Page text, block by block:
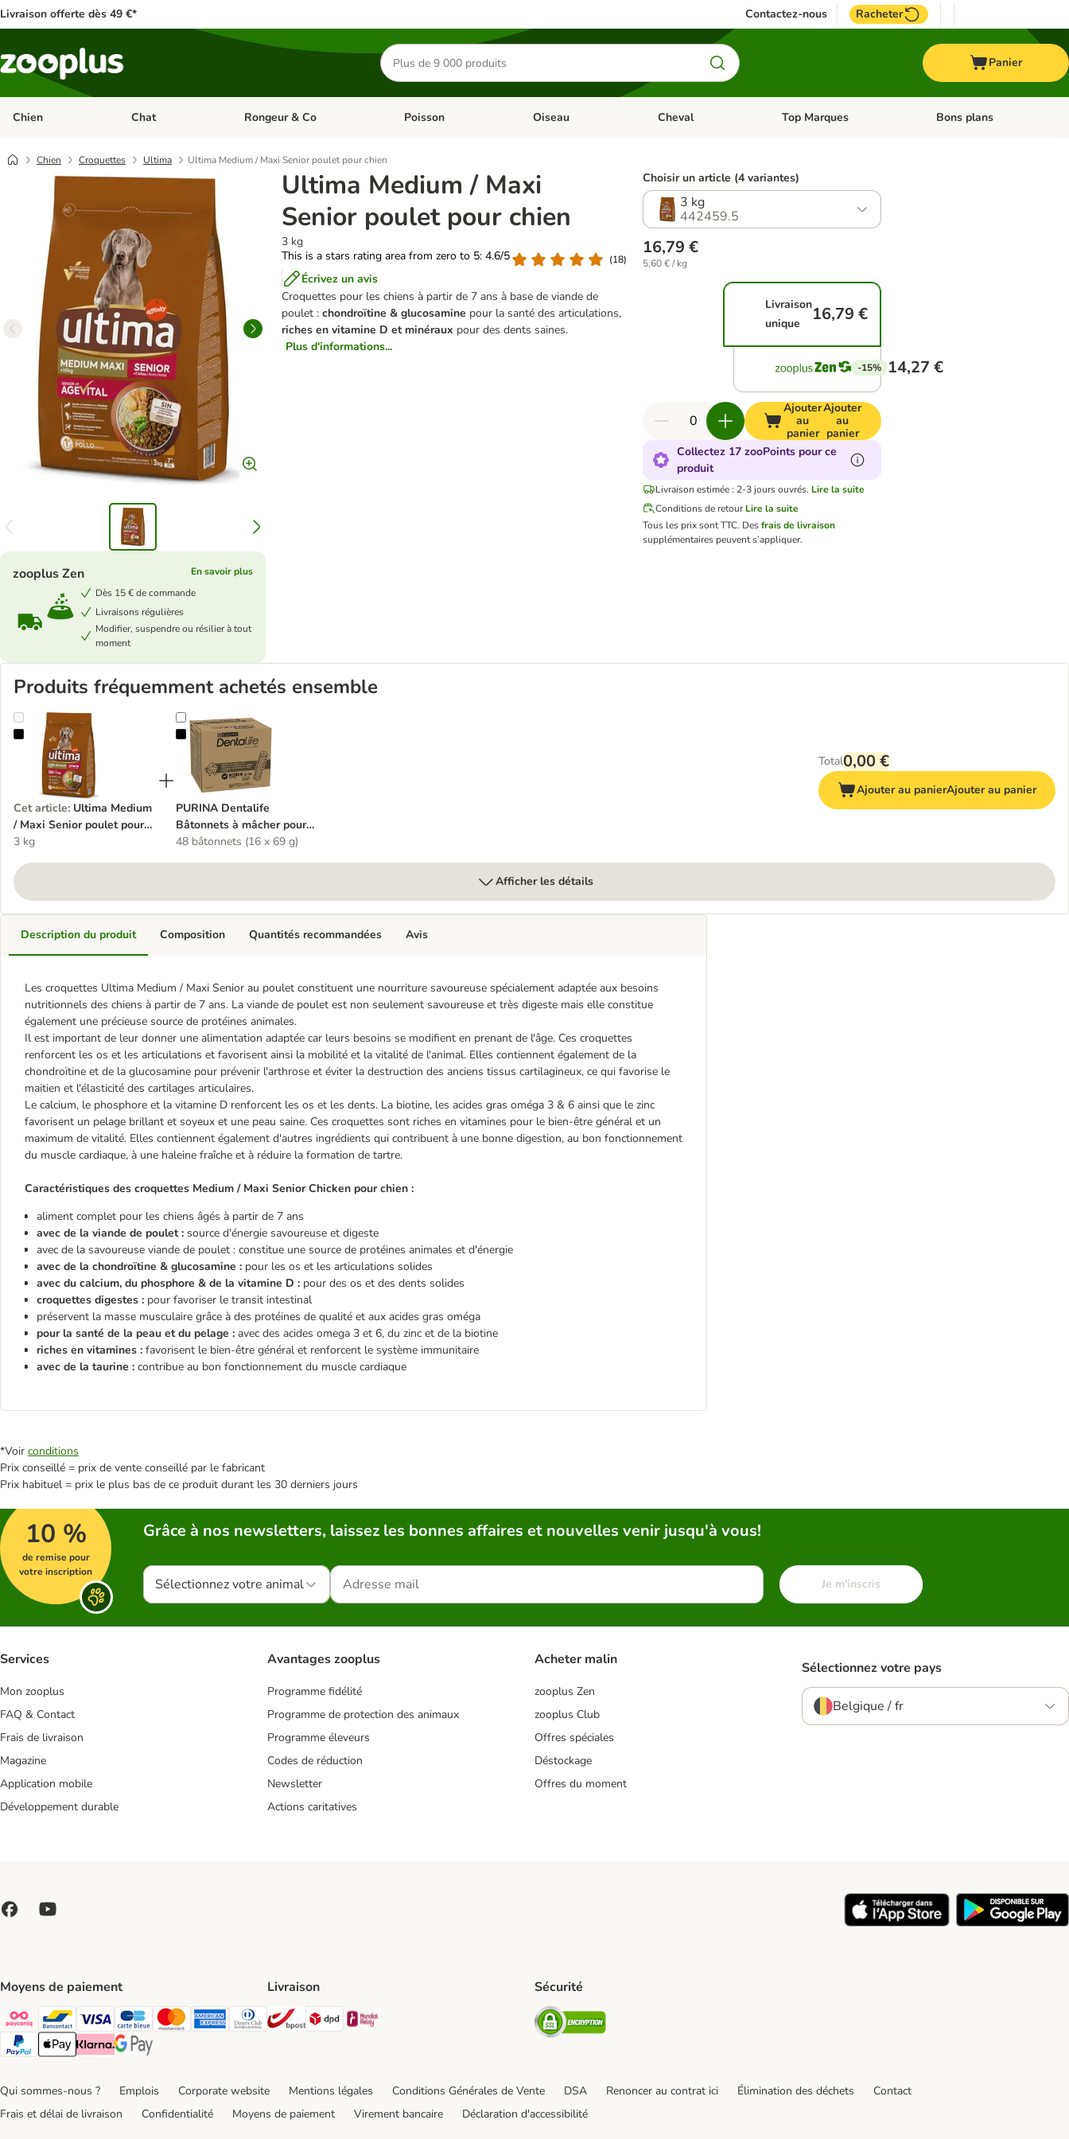
Livraison offerte dès 49 €* Contactez-nous Racheter
Rechercher
des
produits
Panier
Chien Dérouler les catégories: Chien
Chat Dérouler les catégories: Chat
Rongeur & Co Dérouler les catégories: Rongeur & Co
Poisson Dérouler les catégories: Poisson
Oiseau Dérouler les catégories: Oiseau
Cheval Dérouler les catégories: Cheval
Top Marques Dérouler les catégories: Top
Bons plans
Chien Croquettes Ultima Ultima Medium / Maxi Senior poulet pour chien
Ultima Medium / Maxi
Senior poulet pour chien
3 kg
This is a stars rating area from zero to 5: 4.6/5
(18)
Écrivez un avis
Croquettes pour les chiens à partir de 7 ans à base de viande de
poulet : chondroïtine & glucosamine pour la santé des articulations,
riches en vitamine D et minéraux pour des dents saines.
Plus d'informations...
zooplus Zen
En savoir plus
Dès 15 € de commande
Livraisons régulières
Modifier, suspendre ou résilier à tout
moment
Choisir un article (4 variantes)
3 kg
442459.5
16,79 €
5,60 € / kg
Livraison
unique
16,79 €
-15% 14,27 €
Ajouter
au
panier
Ajouter
au
panier
Collectez 17 zooPoints pour ce
produit
Livraison estimée : 2-3 jours ouvrés. Lire la suite
Conditions de retour Lire la suite
Tous les prix sont TTC. Desfrais de livraison
supplémentaires peuvent s’appliquer.
Produits fréquemment achetés ensemble
Ultima Medium / Maxi Senior poulet pour chien
Cet article: Ultima Medium
/ Maxi Senior poulet pour
chien
3 kg
PURINA Dentalife Bâtonnets à mâcher pour chien de taille moyenne
PURINA Dentalife
Bâtonnets à mâcher pour
chien de taille moyenne
48 bâtonnets (16 x 69 g)
Total0,00 €
Ajouter au panierAjouter au panier
Afficher les détails
Description du produit
Les croquettes Ultima Medium / Maxi Senior au poulet constituent une nourriture savoureuse spécialement adaptée aux besoins
nutritionnels des chiens à partir de 7 ans. La viande de poulet est non seulement savoureuse et très digeste mais elle constitue
également une précieuse source de protéines animales.
Il est important de leur donner une alimentation adaptée car leurs besoins se modifient en prenant de l'âge. Ces croquettes
renforcent les os et les articulations et favorisent ainsi la mobilité et la vitalité de l'animal. Elles contiennent également de la
chondroïtine et de la glucosamine pour prévenir l'arthrose et éviter la destruction des anciens tissus cartilagineux, ce qui favorise le
maitien et l'élasticité des cartilages articulaires.
Le calcium, le phosphore et la vitamine D renforcent les os et les dents. La biotine, les acides gras oméga 3 & 6 ainsi que le zinc
favorisent un pelage brillant et soyeux et une peau saine. Ces croquettes sont riches en vitamines pour le bien-être général et un
maximum de vitalité. Elles contiennent également d'autres ingrédients qui contribuent à une bonne digestion, au bon fonctionnement
du muscle cardiaque, à une haleine fraîche et à réduire la formation de tartre.
Caractéristiques des croquettes Medium / Maxi Senior Chicken pour chien :
aliment complet pour les chiens âgés à partir de 7 ans
avec de la viande de poulet : source d'énergie savoureuse et digeste
avec de la savoureuse viande de poulet : constitue une source de protéines animales et d'énergie
avec de la chondroïtine & glucosamine : pour les os et les articulations solides
avec du calcium, du phosphore & de la vitamine D : pour des os et des dents solides
croquettes digestes : pour favoriser le transit intestinal
préservent la masse musculaire grâce à des protéines de qualité et aux acides gras oméga
pour la santé de la peau et du pelage : avec des acides omega 3 et 6, du zinc et de la biotine
riches en vitamines : favorisent le bien-être général et renforcent le système immunitaire
avec de la taurine : contribue au bon fonctionnement du muscle cardiaque
Composition Quantités recommandées Avis
*Voir conditions
Prix conseillé = prix de vente conseillé par le fabricant
Prix habituel = prix le plus bas de ce produit durant les 30 derniers jours
10 %
de remise pour
votre inscription
Grâce à nos newsletters, laissez les bonnes affaires et nouvelles venir jusqu'à vous!
Sélectionnez votre animal Je m'inscris
Services
Mon zooplus
FAQ & Contact
Frais de livraison
Magazine
Application mobile
Développement durable
Avantages zooplus
Programme fidélité
Programme de protection des animaux
Programme éleveurs
Codes de réduction
Newsletter
Actions caritatives
Acheter malin
zooplus Zen
zooplus Club
Offres spéciales
Déstockage
Offres du moment
Sélectionnez votre pays
Belgique / fr
Moyens de paiement
Payconiq Payment Method
bancontact Payment Method
Visa Payment Method
carte bleue Payment Method
Master card Payment Method
American express Payment Method
Diners club Payment Method
Paypal Payment Method
Apple Pay Payment Method
Klarna Payment Method
Google Pay Payment Method
Livraison
Bpost Shipping Method
DPD Shipping Method
Mondial relay Shipping Method
Sécurité
Security
Qui sommes-nous ? Emplois Corporate website Mentions légales Conditions Générales de Vente DSA Renoncer au contrat ici Élimination des déchets
Contact
Frais et délai de livraison
Confidentialité Moyens de paiement Virement bancaire Déclaration d'accessibilité